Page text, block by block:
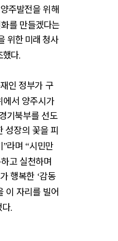
주발전을 위해
를 만들겠다는
위한 미래 청사
했다.
인 정부가 구
에서 양주시가
기북부를 선도
성장의 꽃을 피
”라며 “시민만
고 실천하며
행복한 ‘감동
이 자리를 빌어
.